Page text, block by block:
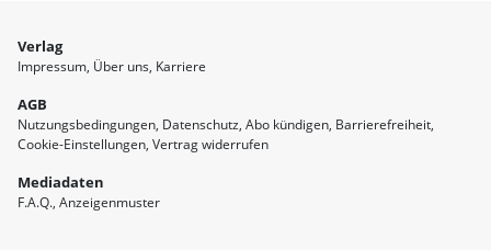
Verlag
Impressum Über uns Karriere
AGB
Nutzungsbedingungen Datenschutz Abo kündigen Barrierefreiheit
Cookie-Einstellungen Vertrag widerrufen
Mediadaten
F.A.Q. Anzeigenmuster